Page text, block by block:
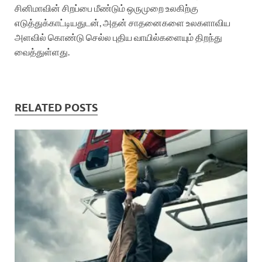
சினிமாவின் சிறப்பை மீண்டும் ஒருமுறை உலகிற்கு
எடுத்துக்காட்டியதுடன், அதன் சாதனைகளை உலகளாவிய
அளவில் கொண்டு செல்ல புதிய வாயில்களையும் திறந்து
வைத்துள்ளது.
RELATED POSTS